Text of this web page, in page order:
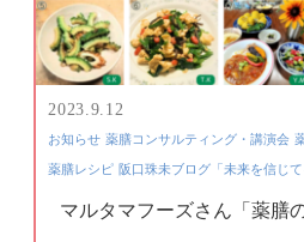
2023.9.12
お知らせ 薬膳コンサルティング・講演会
薬膳レシピ 阪口珠未ブログ「未来を信じて
マルタマフーズさん「薬膳